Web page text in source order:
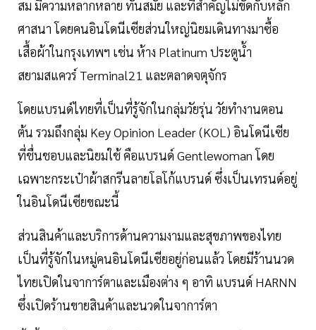
สม มีความหลากหลาย ทันสมัย และที่สำคัญไม่ขัดกับหลัก
ศาสนา โดยคนอินโดนีเซียส่วนใหญ่นิยมเดินทางมาซื้อ
เสื้อผ้าในกรุงเทพฯ เช่น ห้าง Platinum ประตูน้ำ
สยามสแควร์ Terminal21 และตลาดจตุจักร
โดยแบรนด์ไทยที่เป็นที่รู้จักในกลุ่มวัยรุ่น วัยทำงานตอน
ต้น รวมถึงกลุ่ม Key Opinion Leader (KOL) อินโดนีเซีย
ที่ชื่นชอบและนิยมใช้ คือแบรนด์ Gentlewoman โดย
เฉพาะกระเป๋าผ้าสกรีนลายโลโก้แบรนด์ ซึ่งเป็นเทรนด์อยู่
ในอินโดนีเซียขณะนี้
ส่วนสินค้าและบริการด้านความงามและสุขภาพของไทย
เป็นที่รู้จักในหมู่คนอินโดนีเซียอยู่ก่อนแล้ว โดยมีร้านนวด
ไทยเปิดในจาการ์ตาและเมืองต่าง ๆ อาทิ แบรนด์ HARNN
ซึ่งเปิดร้านขายสินค้าและนวดในจาการ์ตา